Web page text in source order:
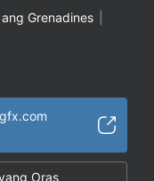
Grenadines
sa
ng Negosyo
na peligro
Oras